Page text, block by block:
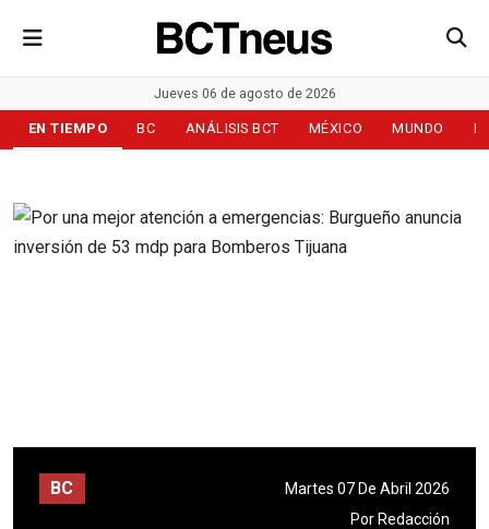
Jueves 06 de agosto de 2026
EN TIEMPO BC ANÁLISIS BCT MÉXICO MUNDO
BC
Martes 07 De Abril 2026
Por Redacción